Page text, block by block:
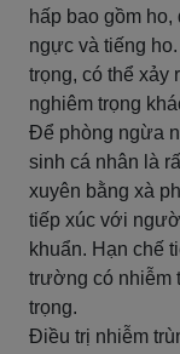
hấp bao gồm
ngực và tiếng
trọng, có thể xảy
nghiêm trọng
Để phòng ngừa
sinh cá nhân là
xuyên bằng xà
tiếp xúc với
khuẩn. Hạn chế
trường có nhiễm
trọng.
Điều trị nhiễm